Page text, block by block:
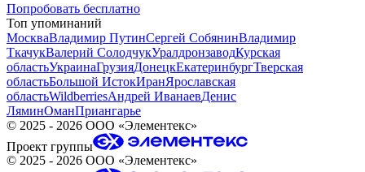
Попробовать бесплатно
Топ упоминаний
МоскваВладимир ПутинСергей СобянинВладимир
ТкачукВалерий СолодчукУралдронзаводКурская
областьУкраинаГрузияДонецкЕкатеринбургТверская
областьБольшой ИстокИранЯрославская
областьWildberriesАндрей ИванаевДенис
ЛяминОманПриангарье
© 2025 - 2026 ООО «Элементекс»
Проект группы
© 2025 - 2026 ООО «Элементекс»